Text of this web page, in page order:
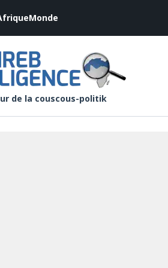
Monde
de la couscous-politik